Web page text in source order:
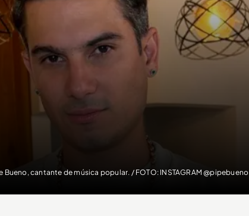
Bueno, cantante de música popular. / FOTO: INSTAGRAM @pipebueno